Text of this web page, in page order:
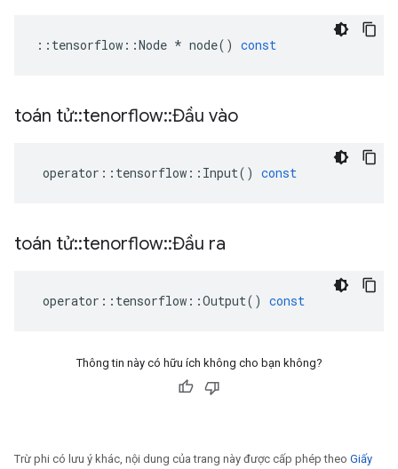
:: tensorflow ::Node * node() const
toán tử::tenorflow::Đầu vào
operator :: tensorflow :: Input() const
toán tử::tenorflow::Đầu ra
operator :: tensorflow ::Output() const
Thông tin này có hữu ích không cho bạn không?
Trừ phi có lưu ý khác, nội dung của trang này được cấp phép theo Giấy